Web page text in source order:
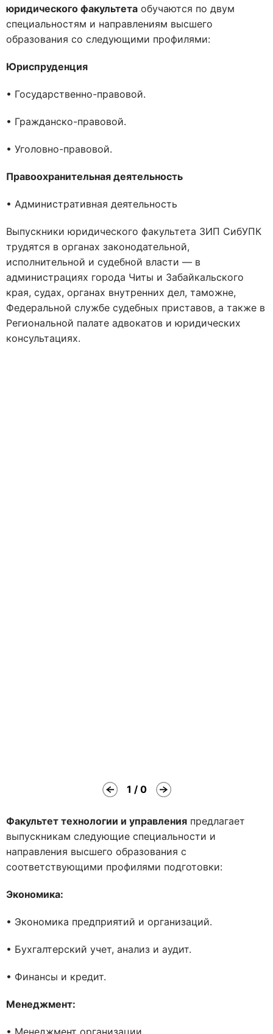
юридического факультета обучаются по двум
специальностям и направлениям высшего
образования со следующими профилями:
Юриспруденция
• Государственно-правовой.
• Гражданско-правовой.
• Уголовно-правовой.
Правоохранительная деятельность
• Административная деятельность
Выпускники юридического факультета ЗИП СибУПК
трудятся в органах законодательной,
исполнительной и судебной власти — в
администрациях города Читы и Забайкальского
края, судах, органах внутренних дел, таможне,
Федеральной службе судебных приставов, а также в
Региональной палате адвокатов и юридических
консультациях.
1 / 0
Факультет технологии и управления предлагает
выпускникам следующие специальности и
направления высшего образования с
соответствующими профилями подготовки:
Экономика:
• Экономика предприятий и организаций.
• Бухгалтерский учет, анализ и аудит.
• Финансы и кредит.
Менеджмент:
• Менеджмент организации.